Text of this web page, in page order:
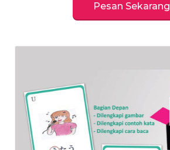
Pesan Sekarang